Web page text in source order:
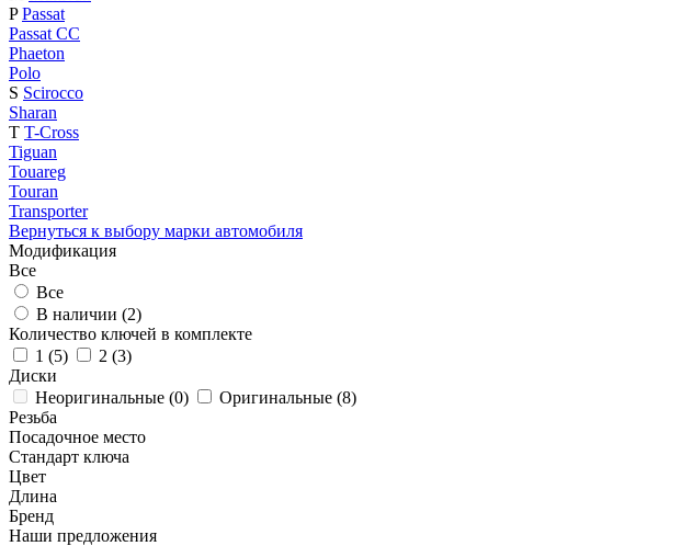
P Passat
Passat CC
Phaeton
Polo
S Scirocco
Sharan
T T-Cross
Tiguan
Touareg
Touran
Transporter
Вернуться к выбору марки автомобиля
Модификация
Все
Все
В наличии (2)
Количество ключей в комплекте
1 (5) 2 (3)
Диски
Неоригинальные (0) Оригинальные (8)
Резьба
Посадочное место
Стандарт ключа
Цвет
Длина
Бренд
Наши предложения